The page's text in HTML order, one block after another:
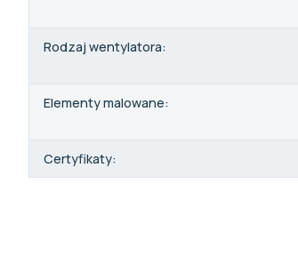
Rodzaj wentylatora:
Elementy malowane:
Certyfikaty: